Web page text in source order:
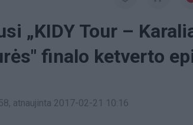
„KIDY Tour –
finalo ketverto
, atnaujinta 2017-02-21 10:16